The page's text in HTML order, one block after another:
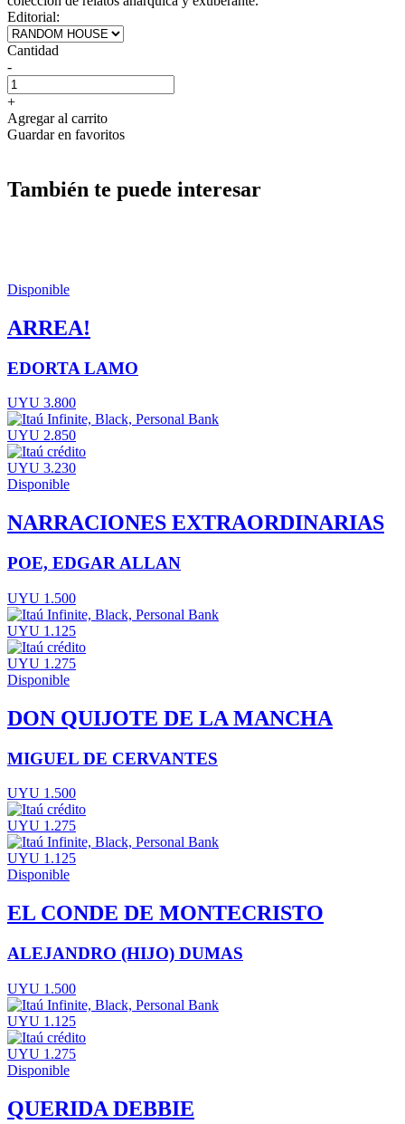
Editorial:
Cantidad
-
+
Agregar al carrito
Guardar en favoritos
También te puede interesar
Disponible
ARREA!
EDORTA LAMO
UYU 3.800
UYU 2.850
UYU 3.230
Disponible
NARRACIONES EXTRAORDINARIAS
POE, EDGAR ALLAN
UYU 1.500
UYU 1.125
UYU 1.275
Disponible
DON QUIJOTE DE LA MANCHA
MIGUEL DE CERVANTES
UYU 1.500
UYU 1.275
UYU 1.125
Disponible
EL CONDE DE MONTECRISTO
ALEJANDRO (HIJO) DUMAS
UYU 1.500
UYU 1.125
UYU 1.275
Disponible
QUERIDA DEBBIE